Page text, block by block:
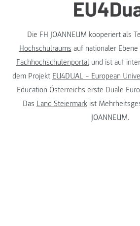
Die FH JOANNEUM kooperiert als
Hochschulraums auf nationaler Ebene
Fachhochschulenportalund ist auf
dem Projekt EU4DUAL – European
Education Österreichs erste Duale
Das Land Steiermarkist
JOANNEUM.